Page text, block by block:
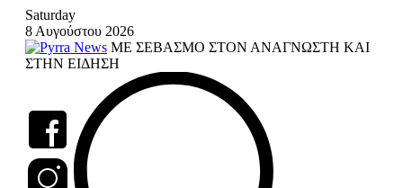
Skip
content
Saturday
8 Αυγούστου 2026
ΜΕ ΣΕΒΑΣΜΟ ΣΤΟΝ ΑΝΑΓΝΩΣΤΗ ΚΑΙ
ΣΤΗΝ ΕΙΔΗΣΗ